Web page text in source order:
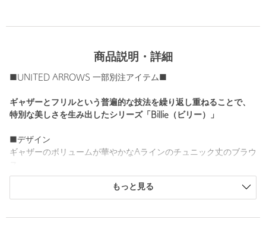
商品説明・詳細
■UNITED ARROWS 一部別注アイテム■
ギャザーとフリルという普遍的な技法を繰り返し重ねることで、
特別な美しさを生み出したシリーズ「Billie（ビリー）」
■デザイン
ギャザーのボリュームが華やかなAラインのチュニック丈のブラウ
浅めで横に広く開いたVネックに、ヒップがすっぽり隠れる長めの
調整も可能。
もっと見る